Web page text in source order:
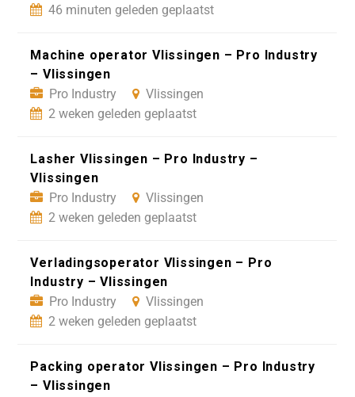
46 minuten geleden geplaatst
Machine operator Vlissingen – Pro Industry
– Vlissingen
Pro Industry
Vlissingen
2 weken geleden geplaatst
Lasher Vlissingen – Pro Industry –
Vlissingen
Pro Industry
Vlissingen
2 weken geleden geplaatst
Verladingsoperator Vlissingen – Pro
Industry – Vlissingen
Pro Industry
Vlissingen
2 weken geleden geplaatst
Packing operator Vlissingen – Pro Industry
– Vlissingen